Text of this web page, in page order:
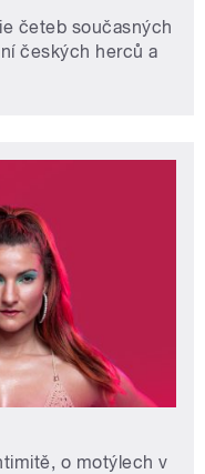
četeb současných
českých herců a
o motýlech v